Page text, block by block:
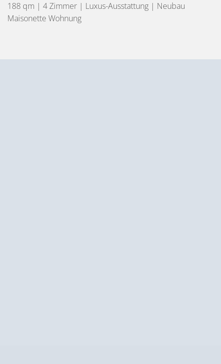
188 qm | 4 Zimmer | Luxus-Ausstattung | Neubau
Maisonette Wohnung